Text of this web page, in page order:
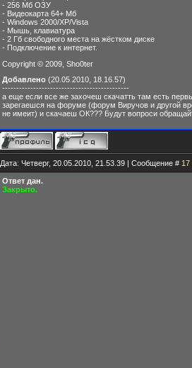
- 256 Мб ОЗУ
- Видеокарта 64+ Мб
- Windows 2000/XP/Vista
- Мышь, клавиатура
- 2 Гб свободного места на жёстком диске
- Подключение к интернет.
Copyright © 2009, Sho0ter
Добавлено (20.05.2010, 18.16.57)
---------------------------------------------
а еще если все же захочеш скачатть там есть
зарегаешся на форуме (форум Виручов и другой
не имеит) и скачаеш ОК??? Будут вопроси
Дата: Четверг, 20.05.2010, 21.53.39 | Сообщение # 17
Ответ дан.
Закрыто.